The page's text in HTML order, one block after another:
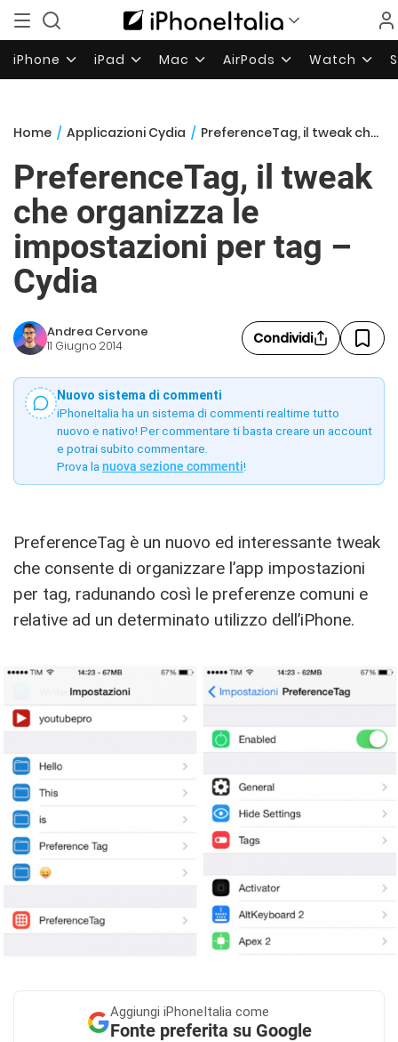
iPhone iPad Mac AirPods Watch
Home / Applicazioni Cydia / PreferenceTag, il tweak che organizza le impostazioni per tag – Cydia
PreferenceTag, il tweak
che organizza le
impostazioni per tag –
Cydia
Andrea Cervone
11 Giugno 2014 Condividi
Nuovo sistema di commenti
iPhoneItalia ha un sistema di commenti realtime tutto
nuovo e nativo! Per commentare ti basta creare un account
e potrai subito commentare.
Prova la nuova sezione commenti!
PreferenceTag è un nuovo ed interessante tweak
che consente di organizzare l’app impostazioni
per tag, radunando così le preferenze comuni e
relative ad un determinato utilizzo dell’iPhone.
Aggiungi iPhoneItalia come
Fonte preferita su Google